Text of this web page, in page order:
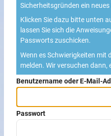
Sicherheitsgründen ein
Klicken Sie dazu bitte unten
lassen Sie sich die
Passworts zuschicken.
Wenn es Schwierigkeiten mit
melden. Wir versuchen
Benutzername oder E-Mail-
Passwort